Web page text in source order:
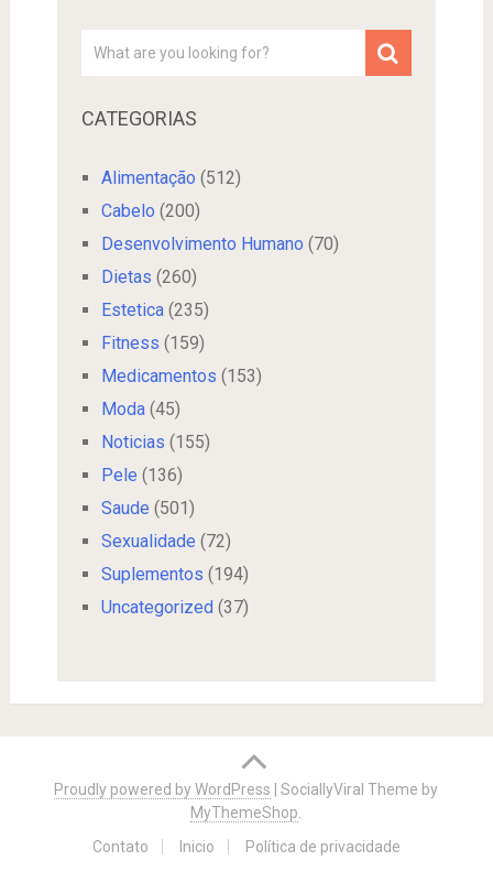
CATEGORIAS
Alimentação (512)
Cabelo (200)
Desenvolvimento Humano (70)
Dietas (260)
Estetica(235)
Fitness (159)
Medicamentos (153)
Moda(45)
Noticias (155)
Pele (136)
Saude (501)
Sexualidade (72)
Suplementos (194)
Uncategorized (37)
Proudly powered by WordPress |SociallyViral Theme by
MyThemeShop.
Contato
Inicio Política de privacidade